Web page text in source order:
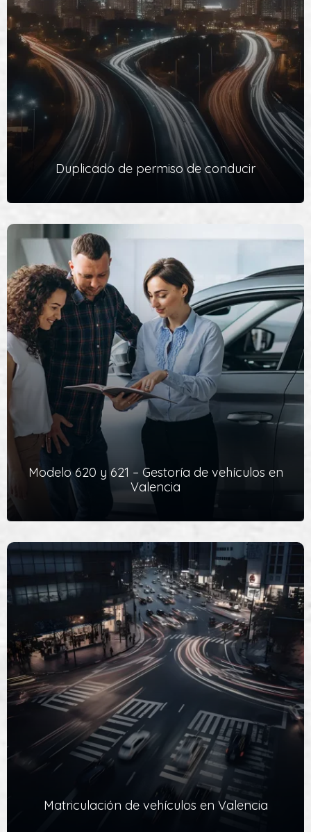
Solicitamos el informe de tráfico del vehículo y en unos
minutos obtendrás todos los datos disponibles en el Registro
Oficial…
Ver Servicio
Duplicado de permiso de conducir
Duplicado de permiso de conducir
Puedes solicitar un duplicado del permiso de conducir,
principalmente, por deterioro, pérdida o robo, o por un cambio
de los…
Ver Servicio
Modelo 620 y 621 – Gestoría de vehículos en
Valencia
Modelo 620 y 621 – Gestoría de vehículos en
Valencia
Modelo 620 y 621 - Este impuesto debe pagarlo generalmente
el comprador y, por eso, es al comprador a quien…
Ver Servicio
Matriculación de vehículos en Valencia